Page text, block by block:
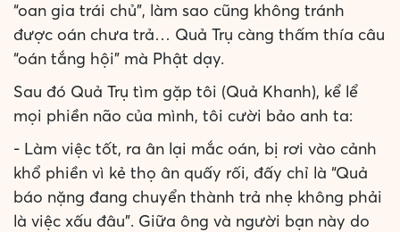
“oan gia trái chủ”, làm sao cũng không tránh
được oán chưa trả… Quả Trụ càng thấm thía câu
“oán tắng hội” mà Phật dạy.
Sau đó Quả Trụ tìm gặp tôi (Quả Khanh), kể lể
mọi phiền não của mình, tôi cười bảo anh ta:
- Làm việc tốt, ra ân lại mắc oán, bị rơi vào cảnh
khổ phiền vì kẻ thọ ân quấy rối, đấy chỉ là “Quả
báo nặng đang chuyển thành trả nhẹ không phải
là việc xấu đâu”. Giữa ông và người bạn này do